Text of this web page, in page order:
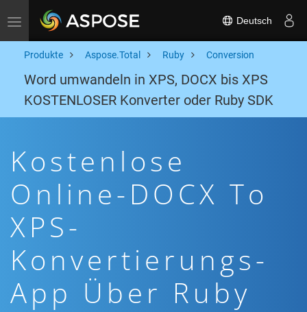
Toggle navigation Deutsch
Produkte Aspose.Total Ruby Conversion
Word umwandeln in XPS, DOCX bis XPS
KOSTENLOSER Konverter oder Ruby SDK
Kostenlose
Online-DOCX To
XPS-
Konvertierungs-
App Über Ruby